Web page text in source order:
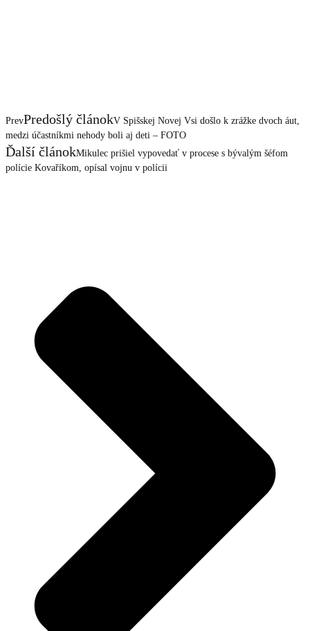
PrevPredošlý článokV Spišskej Novej Vsi došlo k zrážke dvoch áut,
medzi účastníkmi nehody boli aj deti – FOTO
Ďalší článokMikulec prišiel vypovedať v procese s bývalým šéfom
polície Kovaříkom, opísal vojnu v polícii